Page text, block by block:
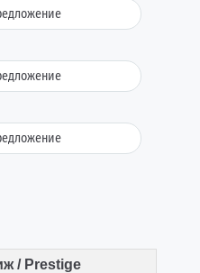
/ Prestige